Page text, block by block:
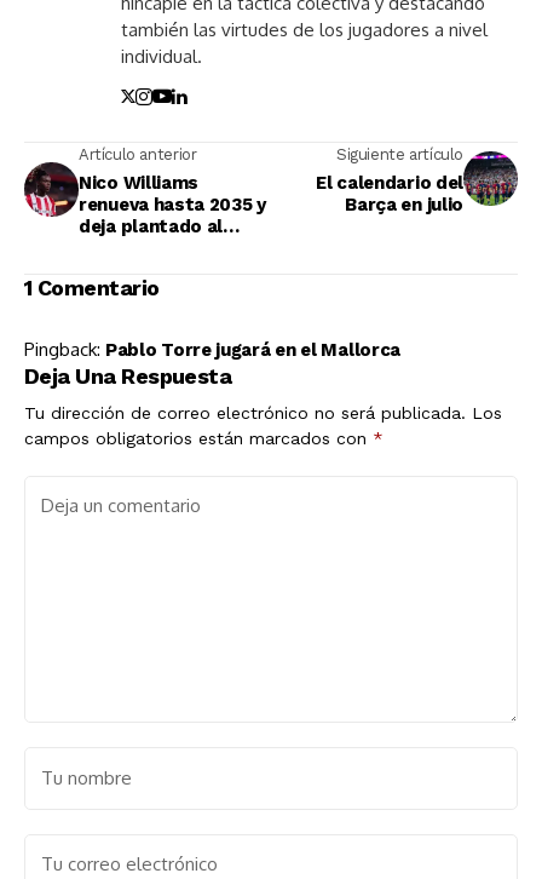
también las virtudes de los jugadores a nivel
individual.
Artículo anterior
Nico Williams
renueva hasta 2035 y
deja plantado al
Siguiente artículo
El calendario del
Barça en julio
1 Comentario
Pingback: Pablo Torre jugará en el Mallorca
Deja Una Respuesta
Tu dirección de correo electrónico no será publicada. Los
campos obligatorios están marcados con *